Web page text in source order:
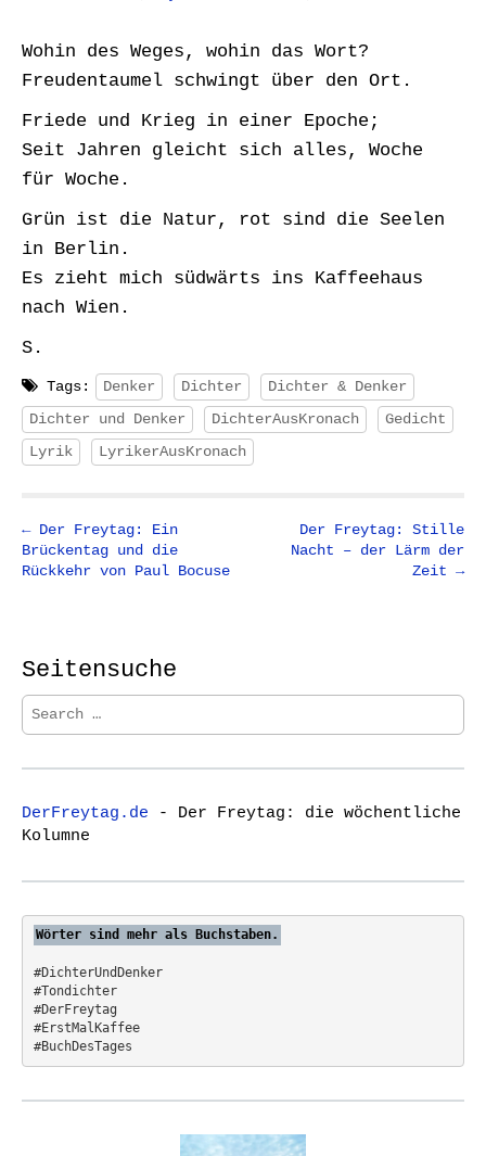
Wohin des Weges, wohin das Wort?
Freudentaumel schwingt über den Ort.
Friede und Krieg in einer Epoche;
Seit Jahren gleicht sich alles, Woche
für Woche.
Grün ist die Natur, rot sind die Seelen
in Berlin.
Es zieht mich südwärts ins Kaffeehaus
nach Wien.
S.
Tags: Denker Dichter
Dichter & Denker
Dichter und Denker
DichterAusKronach
Gedicht
Lyrik
LyrikerAusKronach
P
o
a
v
i
t
i
← Der Freytag: Ein
Brückentag und die
Rückkehr von Paul Bocuse
Der Freytag: Stille
Nacht – der Lärm der
Zeit →
Seitensuche
S
e
r
h
f
r
DerFreytag.de - Der Freytag: die wöchentliche
Kolumne
Wörter sind mehr als Buchstaben.
#DichterUndDenker
#Tondichter
#DerFreytag
#ErstMalKaffee
#BuchDesTages